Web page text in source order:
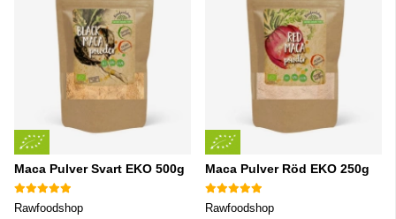
Maca Pulver Svart EKO 500g
Rawfoodshop
Maca Pulver Röd EKO 250g
Rawfoodshop